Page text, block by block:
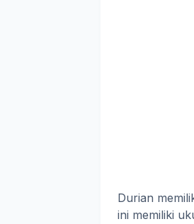
Durian
ini memiliki